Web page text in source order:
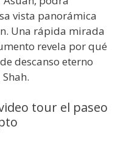
vista panorámica
Una rápida mirada
revela por qué
descanso eterno
tour el paseo